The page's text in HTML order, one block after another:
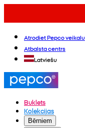
Atrodiet Pepco veikalu
Atbalsta centrs
Latviešu
Buklets
Kolekcijas
Bērniem